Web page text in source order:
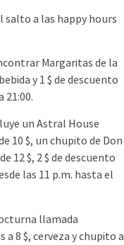
salto a las happy hours
Margaritas de la
y 1 $ de descuento
21:00.
un Astral House
10 $, un chupito de Don
12 $, 2 $ de descuento
las 11 p.m. hasta el
llamada
8 $, cerveza y chupito a